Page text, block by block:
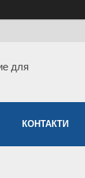
для
КОНТАКТИ